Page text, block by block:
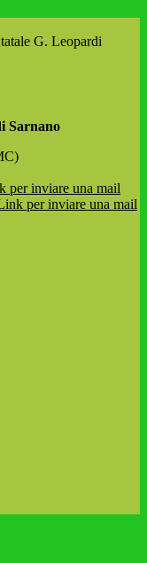
G. Leopardi
Sarnano
per inviare una mail
per inviare una mail